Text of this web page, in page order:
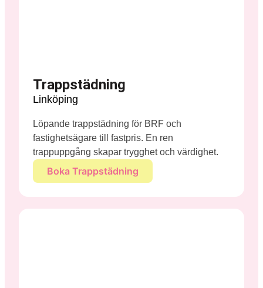
Trappstädning
Linköping
Löpande trappstädning för BRF och
fastighetsägare till fastpris. En ren
trappuppgång skapar trygghet och värdighet.
Boka Trappstädning